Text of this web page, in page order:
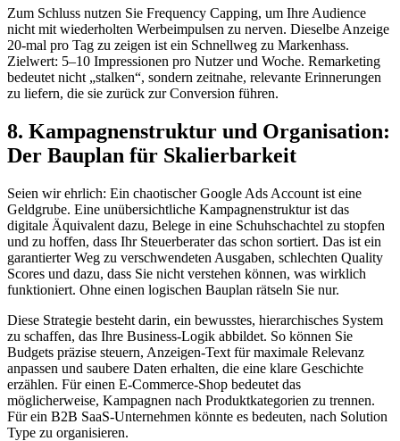
Zum Schluss nutzen Sie Frequency Capping, um Ihre Audience
nicht mit wiederholten Werbeimpulsen zu nerven. Dieselbe Anzeige
20-mal pro Tag zu zeigen ist ein Schnellweg zu Markenhass.
Zielwert: 5–10 Impressionen pro Nutzer und Woche. Remarketing
bedeutet nicht „stalken“, sondern zeitnahe, relevante Erinnerungen
zu liefern, die sie zurück zur Conversion führen.
8. Kampagnenstruktur und Organisation:
Der Bauplan für Skalierbarkeit
Seien wir ehrlich: Ein chaotischer Google Ads Account ist eine
Geldgrube. Eine unübersichtliche Kampagnenstruktur ist das
digitale Äquivalent dazu, Belege in eine Schuhschachtel zu stopfen
und zu hoffen, dass Ihr Steuerberater das schon sortiert. Das ist ein
garantierter Weg zu verschwendeten Ausgaben, schlechten Quality
Scores und dazu, dass Sie nicht verstehen können, was wirklich
funktioniert. Ohne einen logischen Bauplan rätseln Sie nur.
Diese Strategie besteht darin, ein bewusstes, hierarchisches System
zu schaffen, das Ihre Business-Logik abbildet. So können Sie
Budgets präzise steuern, Anzeigen-Text für maximale Relevanz
anpassen und saubere Daten erhalten, die eine klare Geschichte
erzählen. Für einen E-Commerce-Shop bedeutet das
möglicherweise, Kampagnen nach Produktkategorien zu trennen.
Für ein B2B SaaS-Unternehmen könnte es bedeuten, nach Solution
Type zu organisieren.